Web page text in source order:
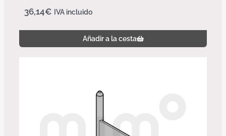
36,14€ IVA incluido
Añadir a la cesta